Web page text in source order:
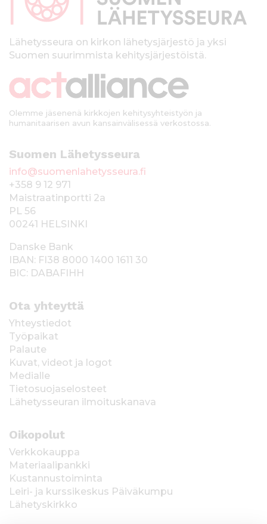
kLähetysseura on kirkon lähetysjärjestö ja yksi
Suomen suurimmista kehitysjärjestöistä.
Olemme jäsenenä kirkkojen kehitysyhteistyön ja
humanitaarisen avun kansainvälisessä verkostossa.
Suomen Lähetysseura
info@suomenlahetysseura.fi
+358 9 12 971
Maistraatinportti 2a
PL 56
00241 HELSINKI
Danske Bank
IBAN: FI38 8000 1400 1611 30
BIC: DABAFIHH
Ota yhteyttä
Yhteystiedot
Työpaikat
Palaute
Kuvat, videot ja logot
Medialle
Tietosuojaselosteet
Lähetysseuran ilmoituskanava
Oikopolut
Verkkokauppa
Materiaalipankki
Kustannustoiminta
Leiri- ja kurssikeskus Päiväkumpu
Lähetyskirkko